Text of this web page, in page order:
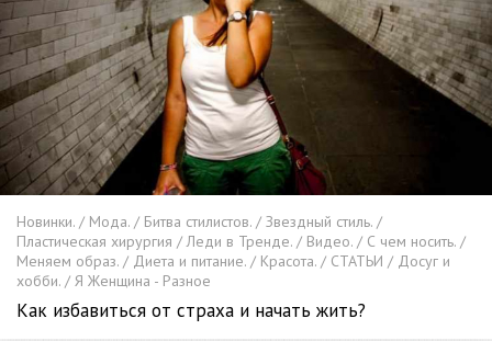
Новинки. / Мода. / Битва стилистов. / Звездный стиль. /
Пластическая хирургия / Леди в Тренде. / Видео. / С чем носить. /
Меняем образ. / Диета и питание. / Красота. / СТАТЬИ / Досуг и
хобби. / Я Женщина - Разное
Как избавиться от страха и начать жить?